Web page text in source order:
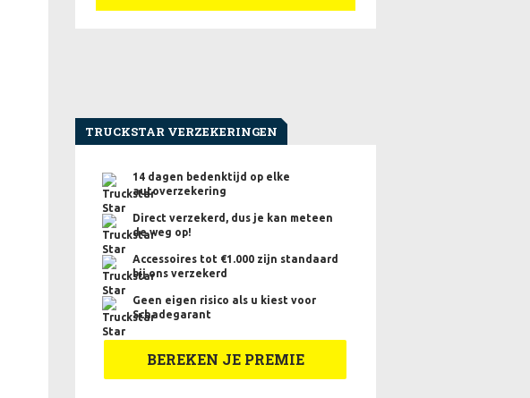
TRUCKSTAR VERZEKERINGEN
14 dagen bedenktijd op elke
autoverzekering
Direct verzekerd, dus je kan meteen
de weg op!
Accessoires tot €1.000 zijn standaard
bij ons verzekerd
Geen eigen risico als u kiest voor
Schadegarant
BEREKEN JE PREMIE